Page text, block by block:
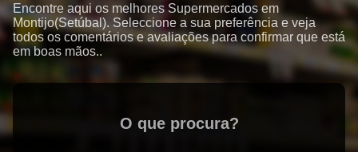
Encontre aqui os melhores Supermercados em
Montijo(Setúbal). Seleccione a sua preferência e veja
todos os comentários e avaliações para confirmar que está
em boas mãos..
O que procura?